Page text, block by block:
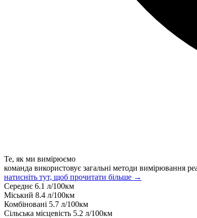
Те, як ми вимірюємо
команда використовує загальні методи вимірювання
натисніть тут, щоб прочитати більше →
Середнє 6.1 л/100км
Міський 8.4 л/100км
Комбіновані 5.7 л/100км
Сільська місцевість 5.2 л/100км